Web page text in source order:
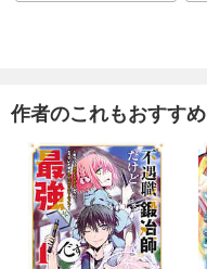
作者のこれもおすすめ